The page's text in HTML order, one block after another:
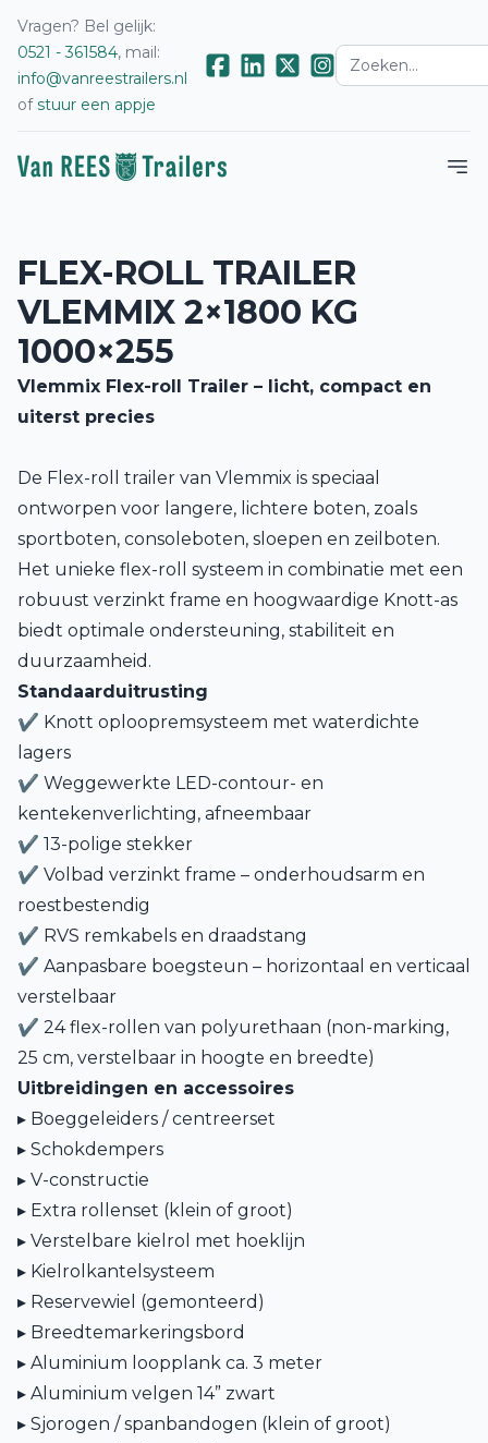
Vragen? Bel gelijk:
0521 - 361584, mail:
info@vanreestrailers.nl
ofstuur een appje
FLEX-ROLL TRAILER
VLEMMIX 2×1800 KG
1000×255
Vlemmix Flex-roll Trailer – licht, compact en
uiterst precies
De Flex-roll trailer van Vlemmix is speciaal
ontworpen voor langere, lichtere boten, zoals
sportboten, consoleboten, sloepen en zeilboten.
Het unieke flex-roll systeem in combinatie met een
robuust verzinkt frame en hoogwaardige Knott-as
biedt optimale ondersteuning, stabiliteit en
duurzaamheid.
Standaarduitrusting
✔ Knott oploopremsysteem met waterdichte
lagers
✔ Weggewerkte LED-contour- en
kentekenverlichting, afneembaar
✔ 13-polige stekker
✔ Volbad verzinkt frame – onderhoudsarm en
roestbestendig
✔ RVS remkabels en draadstang
✔ Aanpasbare boegsteun – horizontaal en verticaal
verstelbaar
✔ 24 flex-rollen van polyurethaan (non-marking,
25 cm, verstelbaar in hoogte en breedte)
Uitbreidingen en accessoires
▸ Boeggeleiders / centreerset
▸ Schokdempers
▸ V-constructie
▸ Extra rollenset (klein of groot)
▸ Verstelbare kielrol met hoeklijn
▸ Kielrolkantelsysteem
▸ Reservewiel (gemonteerd)
▸ Breedtemarkeringsbord
▸ Aluminium loopplank ca. 3 meter
▸ Aluminium velgen 14” zwart
▸ Sjorogen / spanbandogen (klein of groot)